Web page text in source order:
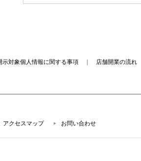
示対象個人情報に関する事項 店舗開業の流れ
アクセスマップ お問い合わせ